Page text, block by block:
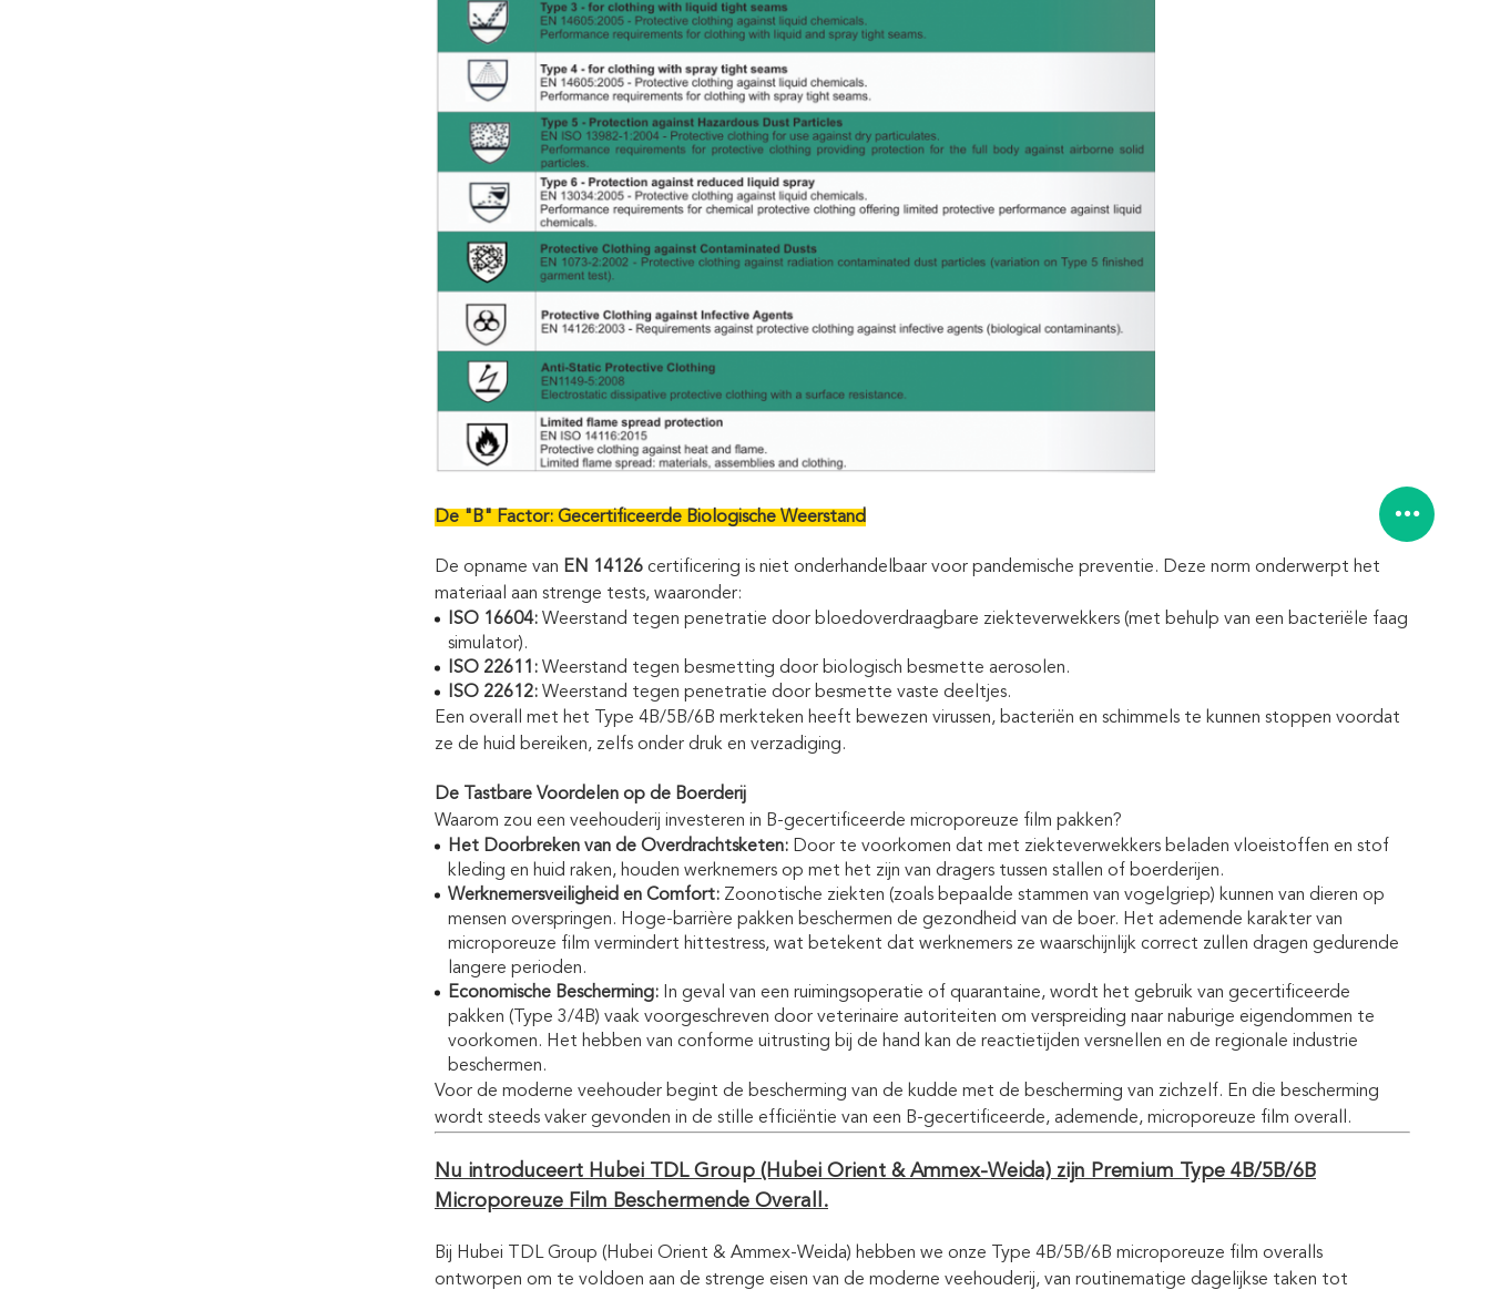
De "B" Factor: Gecertificeerde Biologische Weerstand
De opname van EN 14126 certificering is niet onderhandelbaar voor pandemische preventie. Deze norm onderwerpt het
materiaal aan strenge tests, waaronder:
ISO 16604: Weerstand tegen penetratie door bloedoverdraagbare ziekteverwekkers (met behulp van een bacteriële faag
simulator).
ISO 22611: Weerstand tegen besmetting door biologisch besmette aerosolen.
ISO 22612: Weerstand tegen penetratie door besmette vaste deeltjes.
Een overall met het Type 4B/5B/6B merkteken heeft bewezen virussen, bacteriën en schimmels te kunnen stoppen voordat
ze de huid bereiken, zelfs onder druk en verzadiging.
De Tastbare Voordelen op de Boerderij
Waarom zou een veehouderij investeren in B-gecertificeerde microporeuze film pakken?
Het Doorbreken van de Overdrachtsketen: Door te voorkomen dat met ziekteverwekkers beladen vloeistoffen en stof
kleding en huid raken, houden werknemers op met het zijn van dragers tussen stallen of boerderijen.
Werknemersveiligheid en Comfort: Zoonotische ziekten (zoals bepaalde stammen van vogelgriep) kunnen van dieren op
mensen overspringen. Hoge-barrière pakken beschermen de gezondheid van de boer. Het ademende karakter van
microporeuze film vermindert hittestress, wat betekent dat werknemers ze waarschijnlijk correct zullen dragen gedurende
langere perioden.
Economische Bescherming: In geval van een ruimingsoperatie of quarantaine, wordt het gebruik van gecertificeerde
pakken (Type 3/4B) vaak voorgeschreven door veterinaire autoriteiten om verspreiding naar naburige eigendommen te
voorkomen. Het hebben van conforme uitrusting bij de hand kan de reactietijden versnellen en de regionale industrie
beschermen.
Voor de moderne veehouder begint de bescherming van de kudde met de bescherming van zichzelf. En die bescherming
wordt steeds vaker gevonden in de stille efficiëntie van een B-gecertificeerde, ademende, microporeuze film overall.
Nu introduceert Hubei TDL Group (Hubei Orient & Ammex-Weida) zijn Premium Type 4B/5B/6B
Microporeuze Film Beschermende Overall.
Bij Hubei TDL Group (Hubei Orient & Ammex-Weida) hebben we onze Type 4B/5B/6B microporeuze film overalls
ontworpen om te voldoen aan de strenge eisen van de moderne veehouderij, van routinematige dagelijkse taken tot